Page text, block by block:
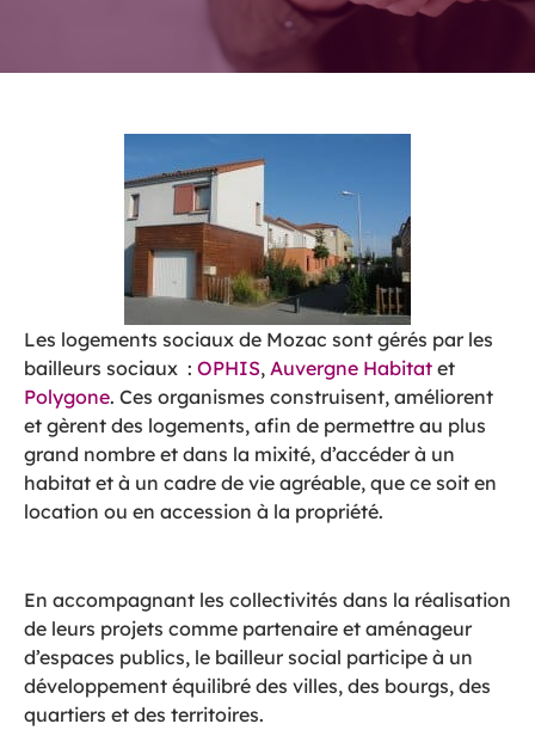
Les logements sociaux de Mozac sont gérés par les
bailleurs sociaux : OPHIS, Auvergne Habitat et
Polygone. Ces organismes construisent, améliorent
et gèrent des logements, afin de permettre au plus
grand nombre et dans la mixité, d’accéder à un
habitat et à un cadre de vie agréable, que ce soit en
location ou en accession à la propriété.
En accompagnant les collectivités dans la réalisation
de leurs projets comme partenaire et aménageur
d’espaces publics, le bailleur social participe à un
développement équilibré des villes, des bourgs, des
quartiers et des territoires.